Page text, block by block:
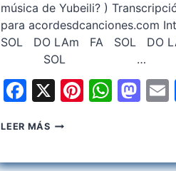
música de Yubeili? )
para acordesdcanciones.com
SOL DO LAm FA SOL
SOL …
Facebook
X
LEER MÁSYUBEILI
MAS